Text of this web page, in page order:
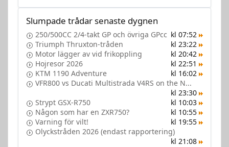
Slumpade trådar senaste dygnen
250/500CC 2/4-takt GP och övriga GPcc kl 07:52
Triumph Thruxton-tråden
kl 23:22
Motor lägger av vid frikoppling
kl 20:42
Hojresor 2026
kl 22:51
KTM 1190 Adventure
kl 16:02
VFR800 vs Ducati Multistrada V4RS on the N...
kl 23:30
Strypt GSX-R750
kl 10:03
Någon som har en ZXR750?
kl 10:55
Varning för vilt!
kl 19:55
Olyckstråden 2026 (endast rapportering)
kl 21:08